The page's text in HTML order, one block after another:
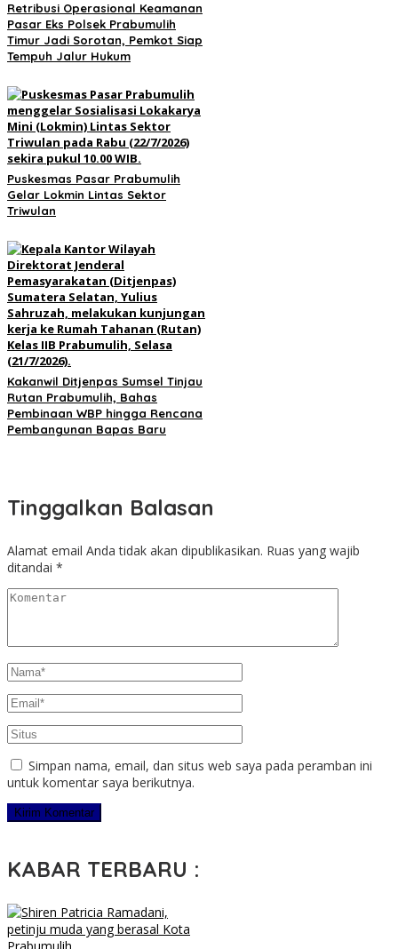
Retribusi Operasional Keamanan
Pasar Eks Polsek Prabumulih
Timur Jadi Sorotan, Pemkot Siap
Tempuh Jalur Hukum
Puskesmas Pasar Prabumulih
Gelar Lokmin Lintas Sektor
Triwulan
Kakanwil Ditjenpas Sumsel Tinjau
Rutan Prabumulih, Bahas
Pembinaan WBP hingga Rencana
Pembangunan Bapas Baru
Tinggalkan Balasan
Alamat email Anda tidak akan dipublikasikan. Ruas yang wajib
ditandai *
Simpan nama, email, dan situs web saya pada peramban ini
untuk komentar saya berikutnya.
KABAR TERBARU :